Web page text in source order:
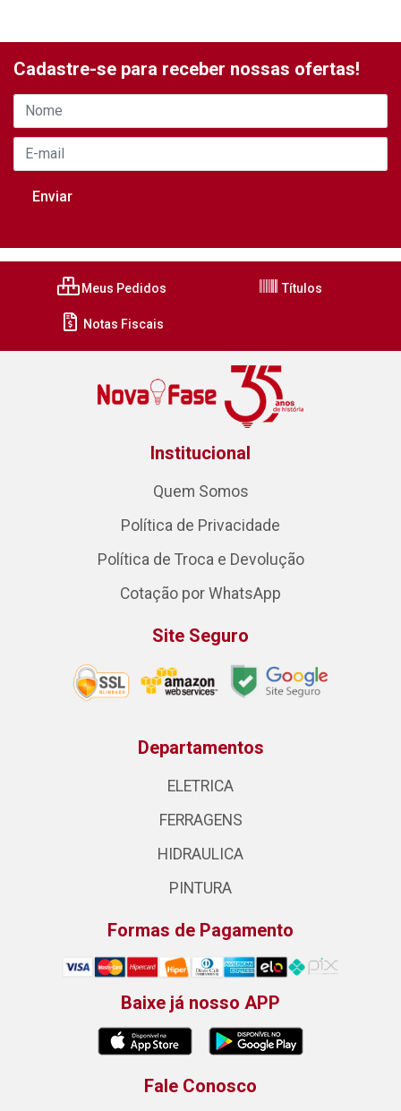
Cadastre-se para receber nossas ofertas!
Meus Pedidos Títulos
Notas Fiscais
Institucional
Quem Somos
Política de Privacidade
Política de Troca e Devolução
Cotação por WhatsApp
Site Seguro
Departamentos
ELETRICA
FERRAGENS
HIDRAULICA
PINTURA
Formas de Pagamento
Baixe já nosso APP
Fale Conosco